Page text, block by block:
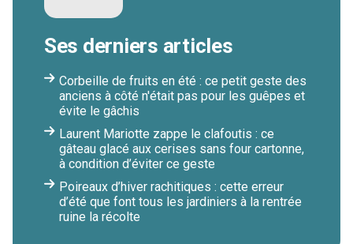
Ses derniers articles
Corbeille de fruits en été : ce petit geste des
anciens à côté n'était pas pour les guêpes et
évite le gâchis
Laurent Mariotte zappe le clafoutis : ce
gâteau glacé aux cerises sans four cartonne,
à condition d’éviter ce geste
Poireaux d’hiver rachitiques : cette erreur
d’été que font tous les jardiniers à la rentrée
ruine la récolte